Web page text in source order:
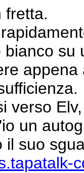
fretta.
su
verso
un
il suo